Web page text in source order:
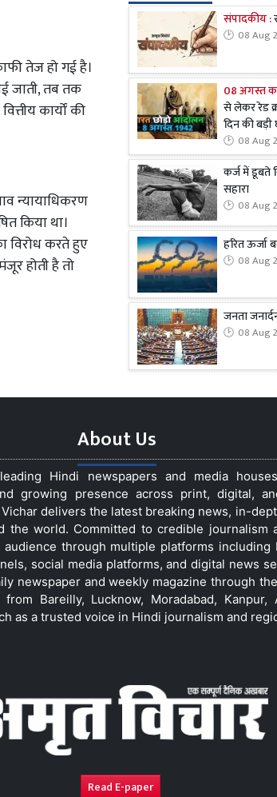
तेज हो गई है।
जाती, तब तक
कार्यों की
न्यायाधिकरण
किया था।
विरोध करते हुए
होती है तो
संपादकीय :
08 Aug
08 अगस्त
से लेकर रेड
दिन की
08 Aug
कर्ज में डूबते
सहारा
08 Aug
हरित ऊर्जा
08 Aug
जनता
08 Aug
About Us
Hindi newspapers and media
growing presence across print, digital,
delivers the latest breaking news, in-
the world. Committed to credible journalism
through multiple platforms including
social media platforms, and digital news
newspaper and weekly magazine through
Bareilly, Lucknow, Moradabad, Kanpur,
as a trusted voice in Hindi journalism and
Read E-paper